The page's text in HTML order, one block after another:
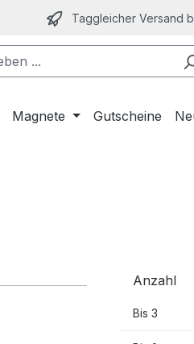
Taggleicher Versand
Magnete Gutscheine
Anzahl
Bis 3